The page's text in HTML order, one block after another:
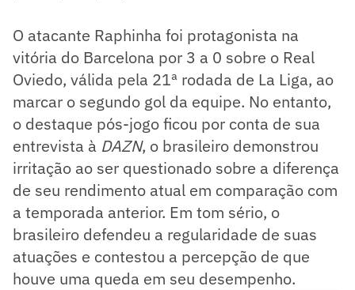
O atacante Raphinha foi protagonista na
vitória do Barcelona por 3 a 0 sobre o Real
Oviedo, válida pela 21ª rodada de La Liga, ao
marcar o segundo gol da equipe. No entanto,
o destaque pós-jogo ficou por conta de sua
entrevista à DAZN, o brasileiro demonstrou
irritação ao ser questionado sobre a diferença
de seu rendimento atual em comparação com
a temporada anterior. Em tom sério, o
brasileiro defendeu a regularidade de suas
atuações e contestou a percepção de que
houve uma queda em seu desempenho.